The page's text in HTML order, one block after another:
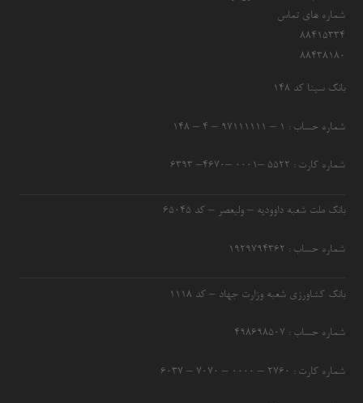
شماره های تماس
۸۸۴۱۵۳۳۴
۸۸۴۳۸۱۸۰
بانک سینا کد ۱۴۸
شماره حساب : ۱ – ۹۷۱۱۱۱۱۱ – ۴ – ۱۴۸
شماره کارت : ۵۵۲۲ –۰۰۰۱ –۴۶۷۰– ۶۳۹۳
بانک ملت شعبه داوودیه – ولیعصر – کد ۶۵۰۴۵
شماره حساب : ۱۹۲۹۷۹۴۳۶۲
بانک کشاورزی شعبه وزارت جهاد – کد 1118
شماره حساب : ۴۹۸۶۹۸۵۰۷
شماره کارت : ۲۷۶۰ – ۰۰۰۰ – ۷۰۷۰ – ۶۰۳۷